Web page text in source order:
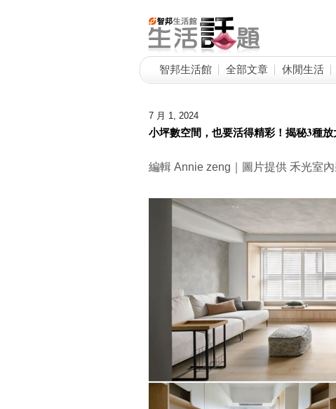
智邦生活館 全部文章 休閒生活
7 月 1, 2024
小坪數空間，也要活得精彩！揭秘3種
編輯 Annie zeng｜圖片提供 禾光室